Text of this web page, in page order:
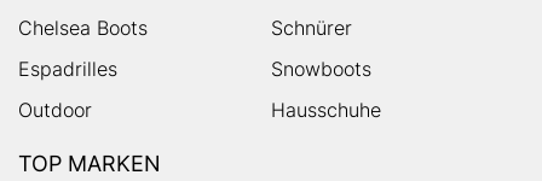
Chelsea Boots
Schnürer
Espadrilles
Snowboots
Outdoor
Hausschuhe
TOP MARKEN